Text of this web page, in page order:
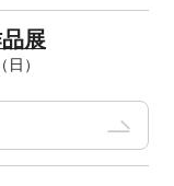
展
）